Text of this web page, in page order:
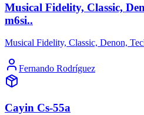
Musical Fidelity, Classic,
m6si..
Musical Fidelity, Classic, Denon,
Fernando Rodríguez
Cayin Cs-55a